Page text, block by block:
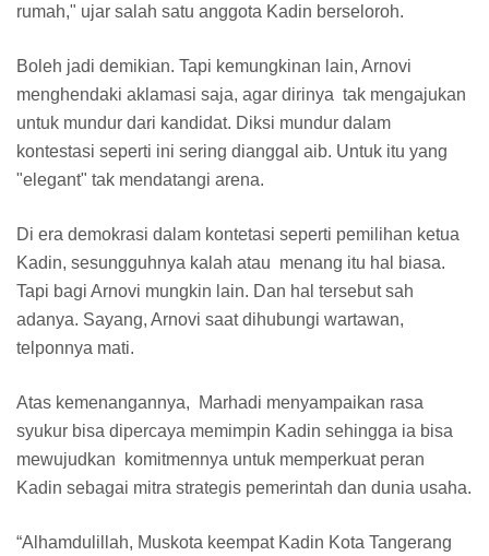
rumah," ujar salah satu anggota Kadin berseloroh.
Boleh jadi demikian. Tapi kemungkinan lain, Arnovi
menghendaki aklamasi saja, agar dirinya tak mengajukan
untuk mundur dari kandidat. Diksi mundur dalam
kontestasi seperti ini sering dianggal aib. Untuk itu yang
"elegant" tak mendatangi arena.
Di era demokrasi dalam kontetasi seperti pemilihan ketua
Kadin, sesungguhnya kalah atau menang itu hal biasa.
Tapi bagi Arnovi mungkin lain. Dan hal tersebut sah
adanya. Sayang, Arnovi saat dihubungi wartawan,
telponnya mati.
Atas kemenangannya, Marhadi menyampaikan rasa
syukur bisa dipercaya memimpin Kadin sehingga ia bisa
mewujudkan komitmennya untuk memperkuat peran
Kadin sebagai mitra strategis pemerintah dan dunia usaha.
“Alhamdulillah, Muskota keempat Kadin Kota Tangerang